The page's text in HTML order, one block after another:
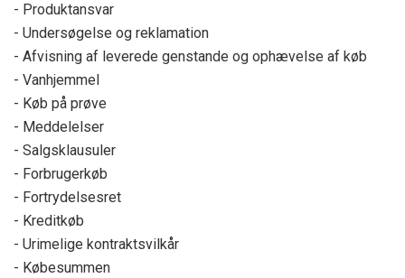
- Produktansvar
- Undersøgelse og reklamation
- Afvisning af leverede genstande og ophævelse af køb
- Vanhjemmel
- Køb på prøve
- Meddelelser
- Salgsklausuler
- Forbrugerkøb
- Fortrydelsesret
- Kreditkøb
- Urimelige kontraktsvilkår
- Købesummen